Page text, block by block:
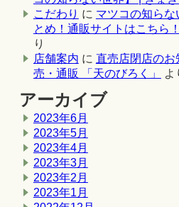
こだわり に マツコの知らな
とめ！通販サイトはこちら
り
店舗案内 に 直売店閉店のお
売・通販 「天のびろく」
よ
アーカイブ
2023年6月
2023年5月
2023年4月
2023年3月
2023年2月
2023年1月